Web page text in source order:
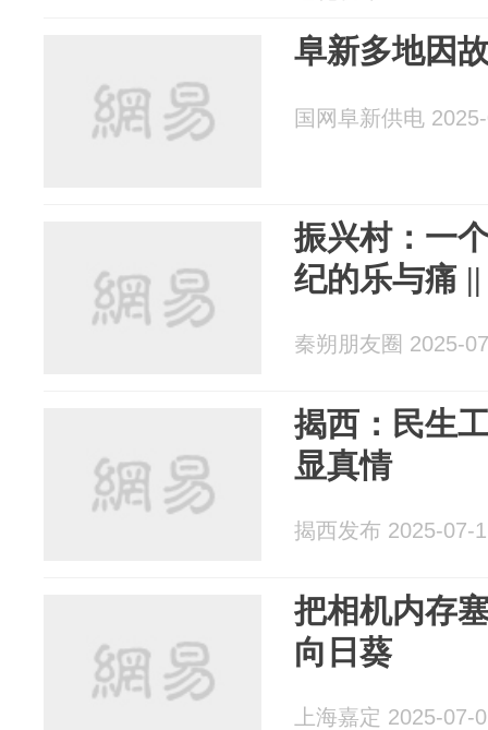
阜新多地因
国网阜新供电
振兴村：一
纪的乐与痛
秦朔朋友圈 2025-
揭西：民生
显真情
揭西发布 2025-07-
把相机内存
向日葵
上海嘉定 2025-07-